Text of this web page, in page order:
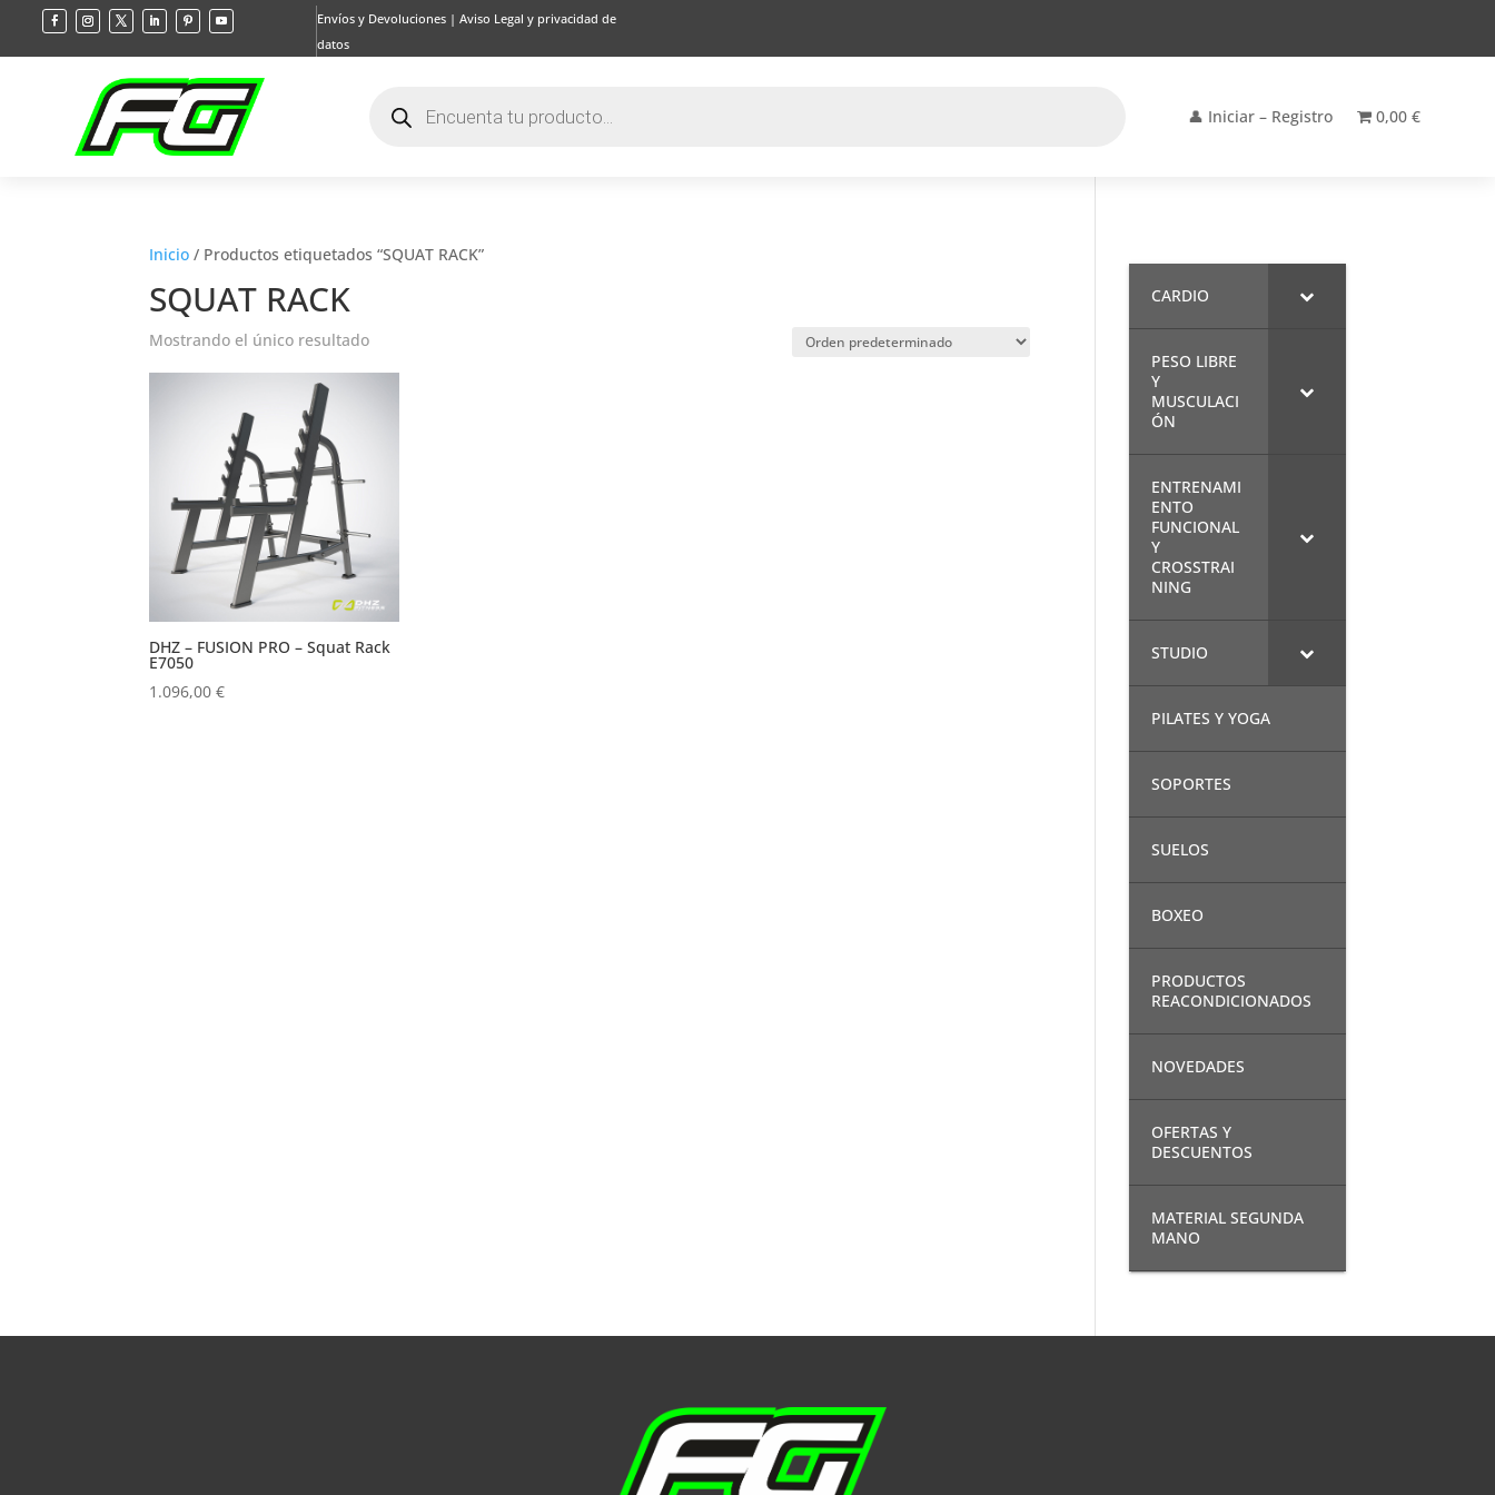
Envíos y Devoluciones| Aviso Legal y privacidad de
datos
productos 👤 Iniciar – Registro 0,00 €
Inicio / Productos etiquetados “SQUAT RACK”
SQUAT RACK
Mostrando el único resultado
DHZ – FUSION PRO – Squat Rack
E7050
1.096,00€
CARDIO
PESO LIBRE
Y
MUSCULACI
ÓN
ENTRENAMI
ENTO
FUNCIONAL
Y
CROSSTRAI
NING
STUDIO
PILATES Y YOGA
SOPORTES
SUELOS
BOXEO
PRODUCTOS
REACONDICIONADOS
NOVEDADES
OFERTAS Y
DESCUENTOS
MATERIAL SEGUNDA
MANO